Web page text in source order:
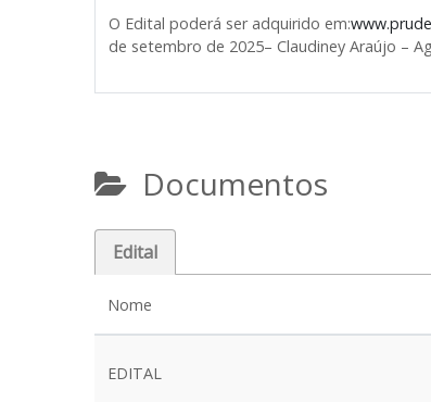
O Edital poderá ser adquirido em:
de setembro de 2025– Claudiney Araújo –
Documentos
Edital
Nome
EDITAL